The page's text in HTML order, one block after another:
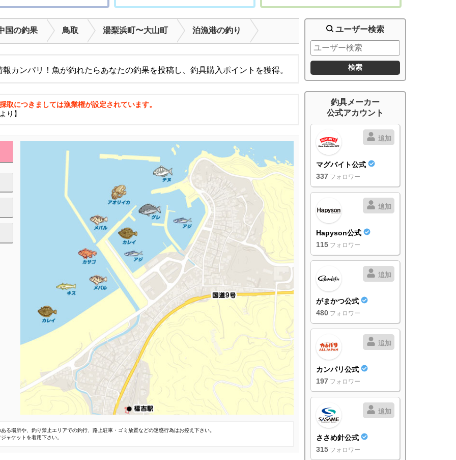
国の釣果 鳥取 湯梨浜町〜大山町 泊漁港の釣り
カンパリ！魚が釣れたらあなたの釣果を投稿し、釣具購入ポイントを獲得。
取につきましては漁業権が設定されています。
り】
る場所や、釣り禁止エリアでの釣行、路上駐車・ゴミ放置などの迷惑行為はお控え下さい。
ャケットを着用下さい。
ユーザー検索
釣具メーカー
公式アカウント
追加
マグバイト公式
337 フォロワー
追加
Hapyson公式
115 フォロワー
追加
がまかつ公式
480 フォロワー
追加
カンパリ公式
197 フォロワー
追加
ささめ針公式
315 フォロワー